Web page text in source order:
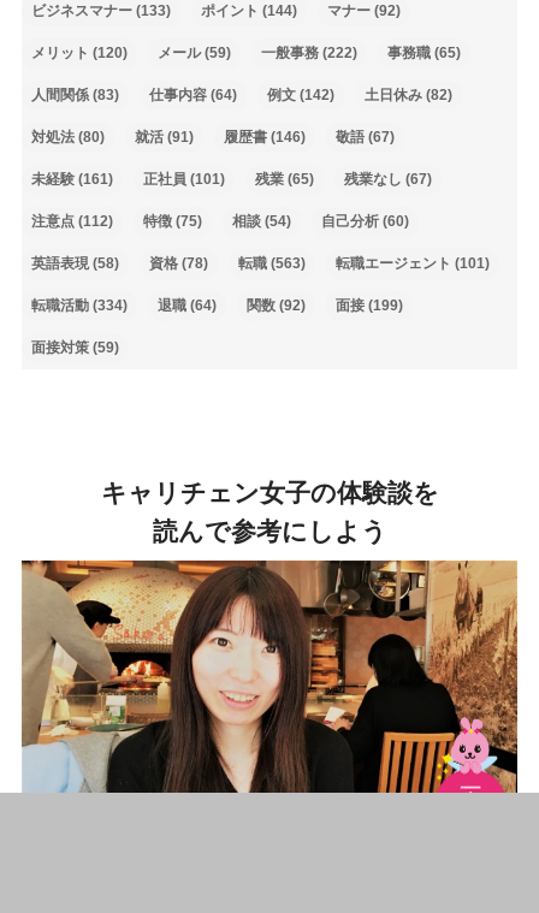
ビジネスマナー(133) ポイント (144) マナー(92)
メリット (120) メール(59) 一般事務(222) 事務職(65)
人間関係(83) 仕事内容(64) 例文(142) 土日休み(82)
対処法(80) 就活(91) 履歴書(146) 敬語(67)
未経験(161) 正社員 (101) 残業(65) 残業なし (67)
注意点(112) 特徴(75) 相談(54) 自己分析(60)
英語表現(58) 資格(78) 転職(563) 転職エージェント (101)
転職活動(334) 退職(64) 関数(92) 面接(199)
面接対策(59)
キャリチェン女子の体験談を
読んで参考にしよう